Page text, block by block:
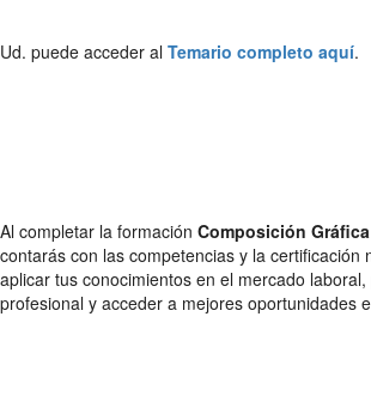
Ud. puede acceder al Temario completo aquí.
Al completar la formación Composición
contarás con las competencias y la certificación
aplicar tus conocimientos en el mercado
profesional y acceder a mejores oportunidades